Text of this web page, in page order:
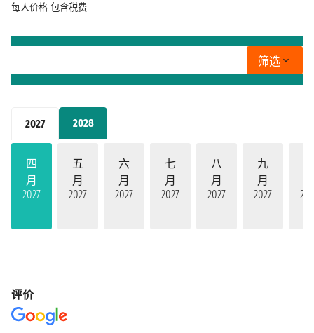
2027 2028
四
月
2027
五
月
2027
六
月
2027
七
月
2027
八
月
2027
九
月
2027
每人价格 包含税费
筛选
评价